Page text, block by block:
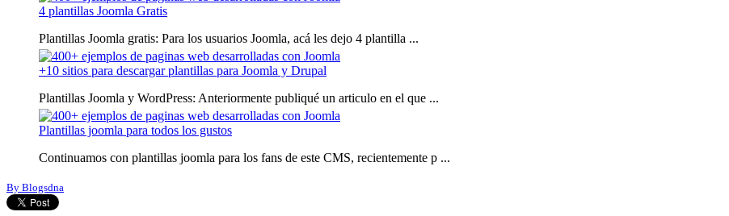
4 plantillas Joomla Gratis
Plantillas Joomla gratis: Para los usuarios Joomla, acá les dejo 4 plantilla ...
+10 sitios para descargar plantillas para Joomla y Drupal
Plantillas Joomla y WordPress: Anteriormente publiqué un articulo en el que ...
Plantillas joomla para todos los gustos
Continuamos con plantillas joomla para los fans de este CMS, recientemente p ...
By Blogsdna